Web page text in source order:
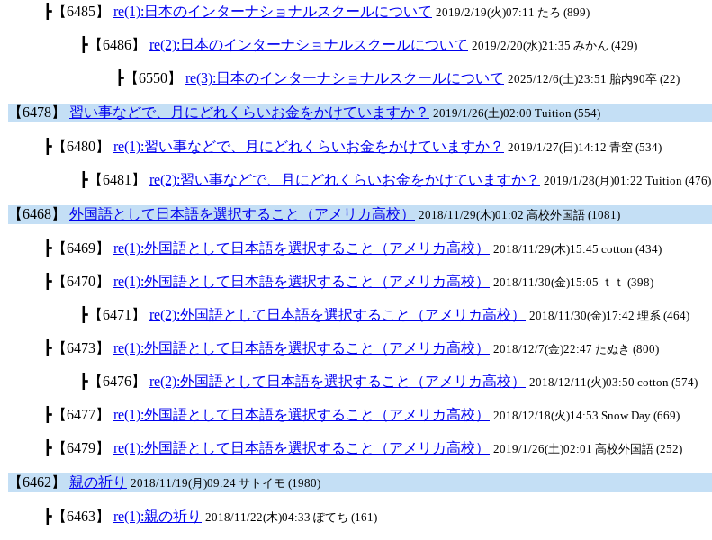
┣ 【6485】 re(1):日本のインターナショナルスクールについて 2019/2/19(火)07:11 たろ (899)
┣ 【6486】 re(2):日本のインターナショナルスクールについて 2019/2/20(水)21:35 みかん (429)
┣ 【6550】 re(3):日本のインターナショナルスクールについて 2025/12/6(土)23:51 胎内90卒 (22)
【6478】 習い事などで、月にどれくらいお金をかけていますか？ 2019/1/26(土)02:00 Tuition (554)
┣ 【6480】 re(1):習い事などで、月にどれくらいお金をかけていますか？ 2019/1/27(日)14:12 青空 (534)
┣ 【6481】 re(2):習い事などで、月にどれくらいお金をかけていますか？ 2019/1/28(月)01:22 Tuition (476)
【6468】 外国語として日本語を選択すること（アメリカ高校） 2018/11/29(木)01:02 高校外国語 (1081)
┣ 【6469】 re(1):外国語として日本語を選択すること（アメリカ高校） 2018/11/29(木)15:45 cotton (434)
┣ 【6470】 re(1):外国語として日本語を選択すること（アメリカ高校） 2018/11/30(金)15:05 ｔｔ (398)
┣ 【6471】 re(2):外国語として日本語を選択すること（アメリカ高校） 2018/11/30(金)17:42 理系 (464)
┣ 【6473】 re(1):外国語として日本語を選択すること（アメリカ高校） 2018/12/7(金)22:47 たぬき (800)
┣ 【6476】 re(2):外国語として日本語を選択すること（アメリカ高校） 2018/12/11(火)03:50 cotton (574)
┣ 【6477】 re(1):外国語として日本語を選択すること（アメリカ高校） 2018/12/18(火)14:53 Snow Day (669)
┣ 【6479】 re(1):外国語として日本語を選択すること（アメリカ高校） 2019/1/26(土)02:01 高校外国語 (252)
【6462】 親の祈り 2018/11/19(月)09:24 サトイモ (1980)
┣ 【6463】 re(1):親の祈り 2018/11/22(木)04:33 ぽてち (161)